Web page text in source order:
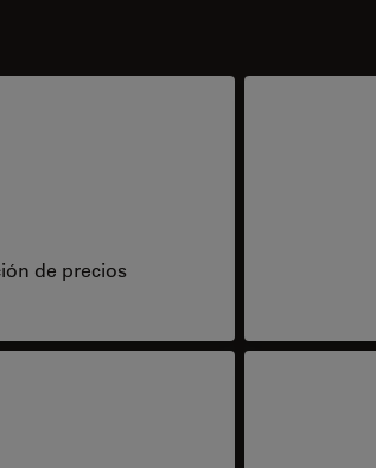
de precios